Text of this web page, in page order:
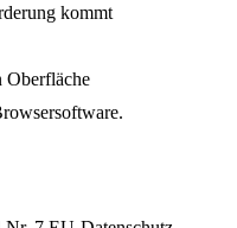
kommt
Oberfläche